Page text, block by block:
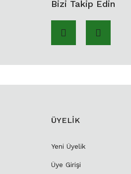
Bizi Takip Edin
ÜYELİK
Yeni Üyelik
Üye Girişi